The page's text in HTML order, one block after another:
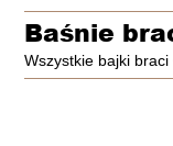
Baśnie
Wszystkie bajki braci